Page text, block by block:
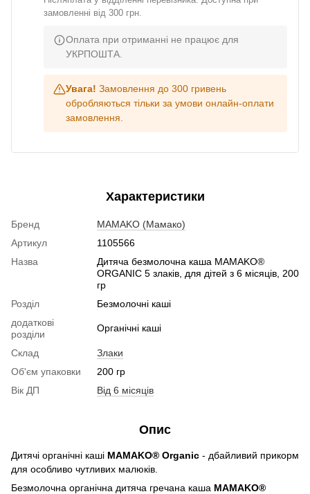
замовленні від 300 грн.
Оплата при отриманні не працює для
УКРПОШТА.
Увага! Замовлення до 300 гривень
обробляються тільки за умови онлайн-оплати
замовлення.
Характеристики
Бренд
МAMAKO (Мамако)
Артикул
1105566
Назва
Дитяча безмолочна каша MAMAKO®
ORGANIC 5 злаків, для дітей з 6 місяців, 200
гр
Розділ
Безмолочні каші
додаткові
розділи
Органічні каші
Склад
Злаки
Об'єм упаковки
200 гр
Вік ДП
Від 6 місяців
Опис
Дитячі органічні каші MAMAKO® Organic - дбайливий прикорм
для особливо чутливих малюків.
Безмолочна органічна дитяча гречана каша MAMAKO®